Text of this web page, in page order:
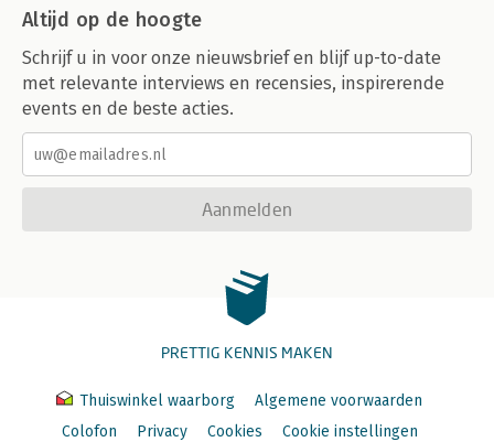
Altijd op de hoogte
Schrijf u in voor onze nieuwsbrief en blijf up-to-date
met relevante interviews en recensies, inspirerende
events en de beste acties.
Aanmelden
PRETTIG KENNIS MAKEN
Thuiswinkel waarborg
Algemene voorwaarden
Colofon
Privacy Cookies Cookie instellingen